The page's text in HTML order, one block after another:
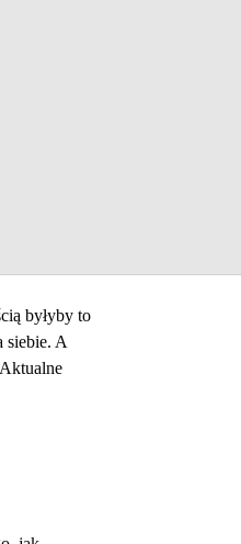
byłyby to
siebie. A